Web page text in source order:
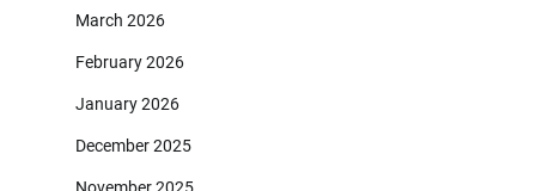
March 2026
February 2026
January 2026
December 2025